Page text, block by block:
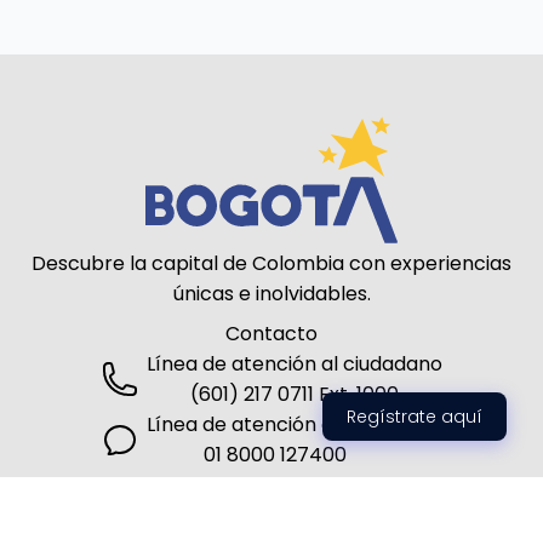
Descubre la capital de Colombia con experiencias
únicas e inolvidables.
Contacto
Línea de atención al ciudadano
(601) 217 0711 Ext. 1000
Línea de atención al turista
01 8000 127400
Regístrate aquí